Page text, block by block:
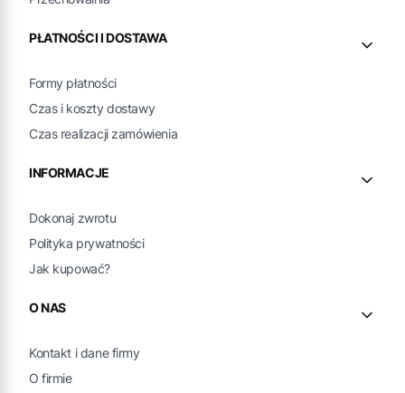
PŁATNOŚCI I DOSTAWA
Formy płatności
Czas i koszty dostawy
Czas realizacji zamówienia
INFORMACJE
Dokonaj zwrotu
Polityka prywatności
Jak kupować?
O NAS
Kontakt i dane firmy
O firmie